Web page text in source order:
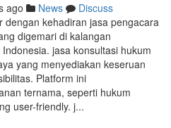
ago News
Discuss
dengan kehadiran jasa pengacara
digemari di kalangan
jasa konsultasi hukum
yang menyediakan keseruan
Platform ini
ternama, seperti hukum
user-friendly. j...